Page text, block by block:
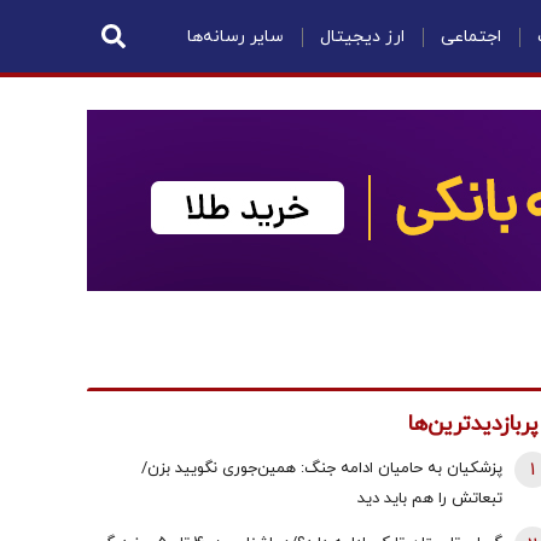
اجتماعی ارز دیجیتال سایر رسانه‌ها
پربازدیدترین‌ها
پزشکیان به حامیان ادامه جنگ: همین‌جوری نگویید بزن/
تبعاتش را هم باید دید
1